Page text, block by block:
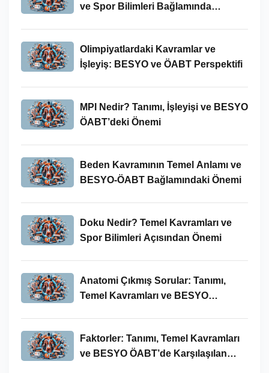
ve Spor Bilimleri Bağlamında
Olimpiyatlardaki Kavramlar ve
İşleyiş: BESYO ve ÖABT Perspektifi
MPI Nedir? Tanımı, İşleyişi ve BESYO
ÖABT’deki Önemi
Beden Kavramının Temel Anlamı ve
BESYO-ÖABT Bağlamındaki Önemi
Doku Nedir? Temel Kavramları ve
Spor Bilimleri Açısından Önemi
Anatomi Çıkmış Sorular: Tanımı,
Temel Kavramları ve BESYO
Faktorler: Tanımı, Temel Kavramları
ve BESYO ÖABT’de Karşılaşılan